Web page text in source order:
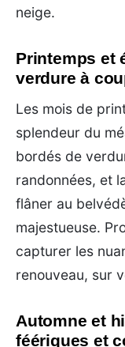
neige.
Printemps et
verdure à
Les mois de
splendeur du
bordés de
randonnées, et
flâner au
majestueuse.
capturer les
renouveau, sur
Automne et
féériques et